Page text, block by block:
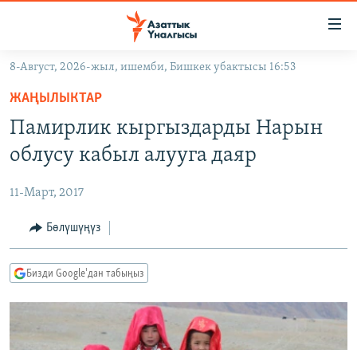
Навигацияга
өтүңүз
Издөөгө
салыңызКЫРГЫЗСТАН
ЭКОНОМИКА
МАДАНИЯТ
ДҮЙНӨ
БОРБОР АЗИЯ
УКРАИНА
АТАЙЫН ИЛИКТӨӨ
ТВ ПРОГРАММАЛАР
ЭКСПЕРТТЕР ТАЛДАЙТ
ДАНИСТЕ
ӨЗГӨЧӨ ПИКИР
Русский
8-Август, 2026-жыл, ишемби, Бишкек убактысы 16:53
ЖАҢЫЛЫКТАР
Памирлик кыргыздарды Нарын
облусу кабыл алууга даяр
11-Март, 2017
Бөлүшүңүз
Бизди Google'дан табыңыз